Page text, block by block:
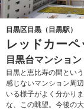
目黒区目黒（目黒駅）
レッドカー
目黒台マンション
目黒と恵比寿の間とい
感じないマンション周
いる様子がよく分かり
な、この眺望。今後の